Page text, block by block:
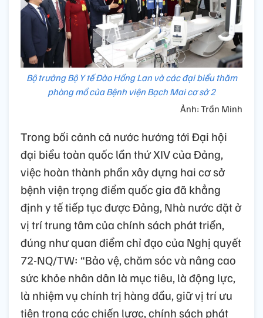
Bộ trưởng Bộ Y tế Đào Hồng Lan và các đại biểu thăm
phòng mổ của Bệnh viện Bạch Mai cơ sở 2
Ảnh: Trần Minh
Trong bối cảnh cả nước hướng tới Đại hội
đại biểu toàn quốc lần thứ XIV của Đảng,
việc hoàn thành phần xây dựng hai cơ sở
bệnh viện trọng điểm quốc gia đã khẳng
định y tế tiếp tục được Đảng, Nhà nước đặt ở
vị trí trung tâm của chính sách phát triển,
đúng như quan điểm chỉ đạo của Nghị quyết
72-NQ/TW: “Bảo vệ, chăm sóc và nâng cao
sức khỏe nhân dân là mục tiêu, là động lực,
là nhiệm vụ chính trị hàng đầu, giữ vị trí ưu
tiên trong các chiến lược, chính sách phát